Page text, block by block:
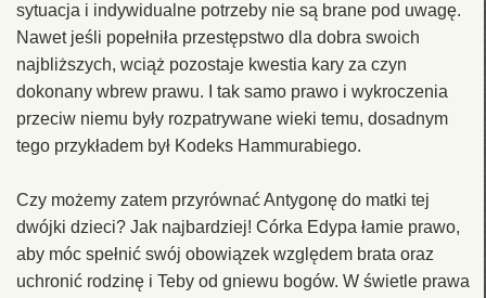
sytuacja i indywidualne potrzeby nie są brane pod uwagę.
Nawet jeśli popełniła przestępstwo dla dobra swoich
najbliższych, wciąż pozostaje kwestia kary za czyn
dokonany wbrew prawu. I tak samo prawo i wykroczenia
przeciw niemu były rozpatrywane wieki temu, dosadnym
tego przykładem był Kodeks Hammurabiego.
Czy możemy zatem przyrównać Antygonę do matki tej
dwójki dzieci? Jak najbardziej! Córka Edypa łamie prawo,
aby móc spełnić swój obowiązek względem brata oraz
uchronić rodzinę i Teby od gniewu bogów. W świetle prawa